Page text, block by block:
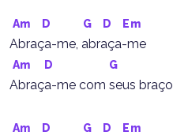
Am D G D Em
Abraça-me, abraça-me
Am D G
Abraça-me com seus
Am D G D Em